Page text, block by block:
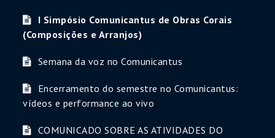
I Simpósio Comunicantus de Obras Corais
(Composições e Arranjos)
Semana da voz no Comunicantus
Encerramento do semestre no Comunicantus:
vídeos e performance ao vivo
COMUNICADO SOBRE AS ATIVIDADES DO